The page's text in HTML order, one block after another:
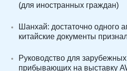
(для иностранных граждан)
Шанхай: достаточно одного
китайские документы
Руководство для зарубежных
прибывающих на выставку